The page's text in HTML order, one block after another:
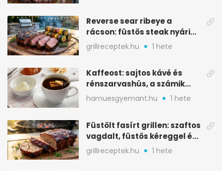
Reverse sear ribeye a
rácson: füstös steak nyári
tökkebabbal
grillreceptek.hu 1 hete
Kaffeost: sajtos kávé és
rénszarvashús, a számik
melegítő itala
hamuesgyemant.hu 1 hete
Füstölt fasírt grillen: szaftos
vagdalt, füstös kéreggel és
BBQ mázzal
grillreceptek.hu 1 hete